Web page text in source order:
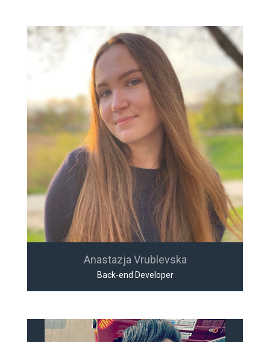
Anastazja Vrublevska
Back-end Developer